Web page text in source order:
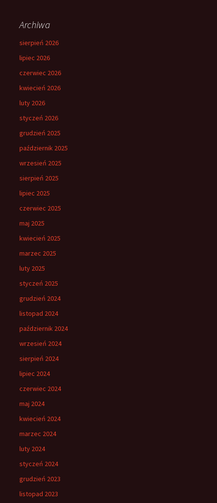
Archiwa
sierpień 2026
lipiec 2026
czerwiec 2026
kwiecień 2026
luty 2026
styczeń 2026
grudzień 2025
październik 2025
wrzesień 2025
sierpień 2025
lipiec 2025
czerwiec 2025
maj 2025
kwiecień 2025
marzec 2025
luty 2025
styczeń 2025
grudzień 2024
listopad 2024
październik 2024
wrzesień 2024
sierpień 2024
lipiec 2024
czerwiec 2024
maj 2024
kwiecień 2024
marzec 2024
luty 2024
styczeń 2024
grudzień 2023
listopad 2023